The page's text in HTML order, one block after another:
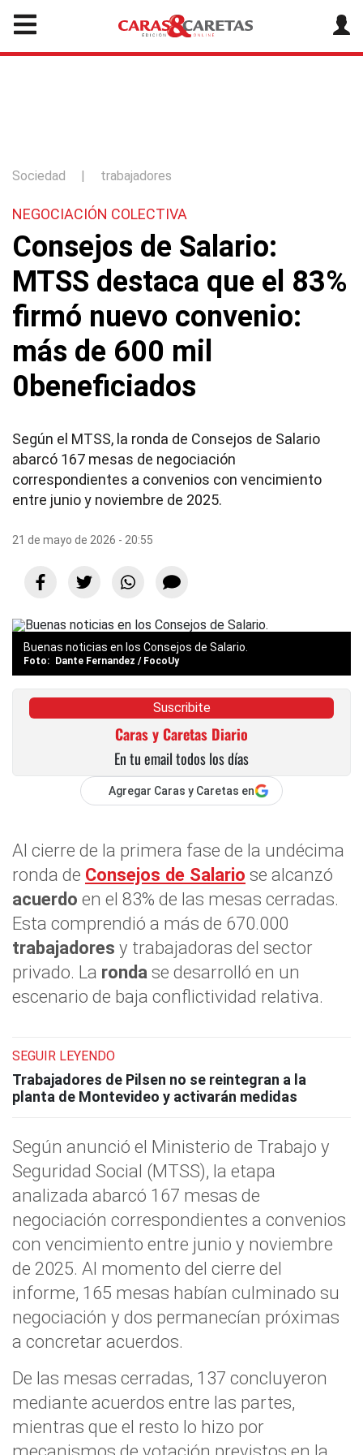
Sociedad | trabajadores
NEGOCIACIÓN COLECTIVA
Consejos de Salario:
MTSS destaca que el 83%
firmó nuevo convenio:
más de 600 mil
0beneficiados
Según el MTSS, la ronda de Consejos de Salario
abarcó 167 mesas de negociación
correspondientes a convenios con vencimiento
entre junio y noviembre de 2025.
21 de mayo de 2026 - 20:55
Buenas noticias en los Consejos de Salario.
Dante Fernandez / FocoUy
Suscribite
Caras y Caretas Diario
En tu email todos los días
Agregar Caras y Caretas en
Al cierre de la primera fase de la undécima
ronda de Consejos de Salario se alcanzó
acuerdo en el 83% de las mesas cerradas.
Esta comprendió a más de 670.000
trabajadores y trabajadoras del sector
privado. La ronda se desarrolló en un
escenario de baja conflictividad relativa.
SEGUIR LEYENDO
Trabajadores de Pilsen no se reintegran a la
planta de Montevideo y activarán medidas
Según anunció el Ministerio de Trabajo y
Seguridad Social (MTSS), la etapa
analizada abarcó 167 mesas de
negociación correspondientes a convenios
con vencimiento entre junio y noviembre
de 2025. Al momento del cierre del
informe, 165 mesas habían culminado su
negociación y dos permanecían próximas
a concretar acuerdos.
De las mesas cerradas, 137 concluyeron
mediante acuerdos entre las partes,
mientras que el resto lo hizo por